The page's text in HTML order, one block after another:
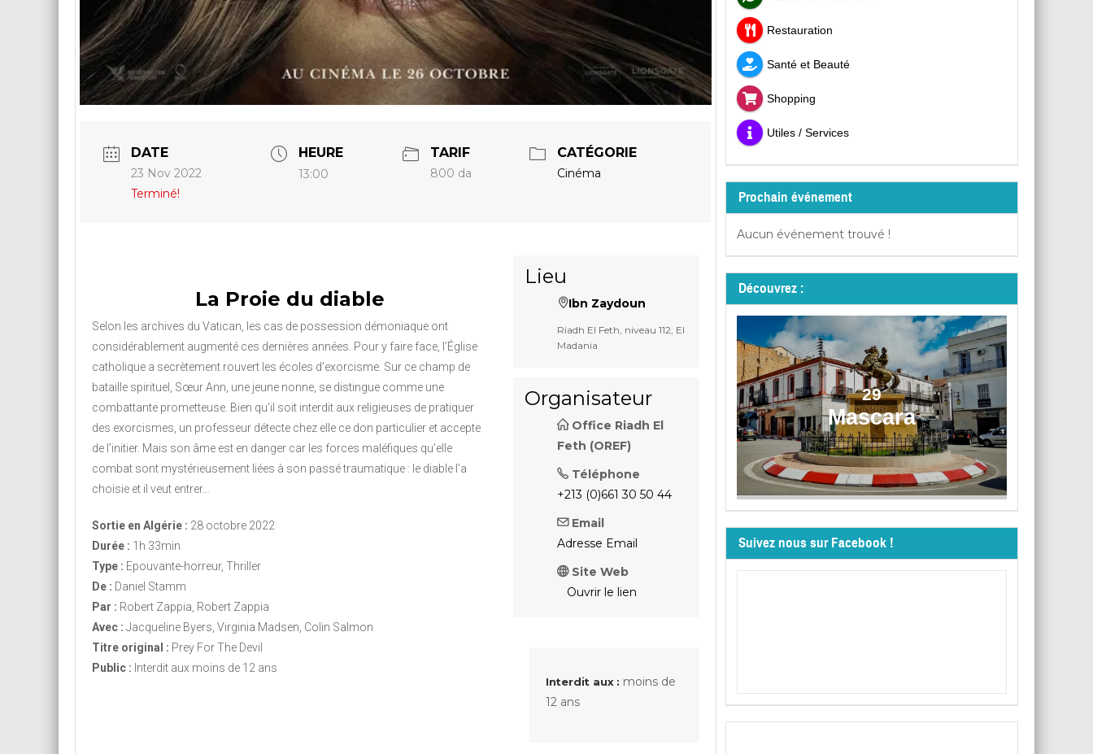
DATE
23 Nov 2022
Terminé!
HEURE
13:00
TARIF
800 da
CATÉGORIE
Cinéma
La Proie du diable
Selon les archives du Vatican, les cas de possession démoniaque ont
considérablement augmenté ces dernières années. Pour y faire face, l’Église
catholique a secrètement rouvert les écoles d’exorcisme. Sur ce champ de
bataille spirituel, Sœur Ann, une jeune nonne, se distingue comme une
combattante prometteuse. Bien qu’il soit interdit aux religieuses de pratiquer
des exorcismes, un professeur détecte chez elle ce don particulier et accepte
de l’initier. Mais son âme est en danger car les forces maléfiques qu’elle
combat sont mystérieusement liées à son passé traumatique : le diable l’a
choisie et il veut entrer…
Sortie en Algérie : 28 octobre 2022
Durée : 1h 33min
Type : Epouvante-horreur, Thriller
De : Daniel Stamm
Par : Robert Zappia, Robert Zappia
Avec : Jacqueline Byers, Virginia Madsen, Colin Salmon
Titre original : Prey For The Devil
Public : Interdit aux moins de 12 ans
Lieu
Ibn Zaydoun
Riadh El Feth, niveau 112, El
Madania
Organisateur
Office Riadh El
Feth (OREF)
Téléphone
+213 (0)661 30 50 44
Email
Adresse Email
Site Web
Ouvrir le lien
Interdit aux : moins de
12 ans
Restauration
Santé et Beauté
Shopping
Utiles / Services
Prochain événement
Aucun événement trouvé !
Découvrez :
29
Mascara
Suivez nous sur Facebook !